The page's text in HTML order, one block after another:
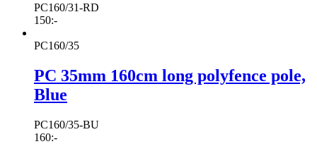
PC160/31-RD
150:-
PC160/35
PC 35mm 160cm long polyfence pole,
Blue
PC160/35-BU
160:-